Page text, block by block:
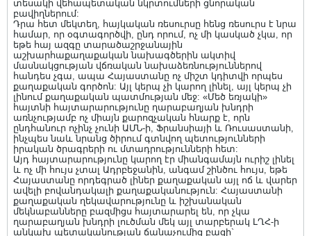
տեսակի վեհապետական նկրտումների ցնորական
բավիղներում:
Դրա հետ մեկտեղ, հայկական ռեսուրսը հենց ռեսուրս է նրա
համար, որ օգտագործվի, ընդ որում, ոչ մի կասկած չկա, որ
եթե հայ ազգը տարածաշրջանային
աշխարհաքաղաքական նախագծերին ակտիվ
մասնակցության վճռական նախաձեռնություններով
հանդես չգա, ապա Հայաստանը ոչ միշտ կդիտվի որպես
քաղաքական գործոն: Այլ կերպ չի կարող լինել, այլ կերպ չի
լինում քաղաքական պատմության մեջ: «Մեծ եռյակի»
հայտնի հայտարարությունը ղարաբաղյան խնդրի
առնչությամբ ոչ միայն քարոզչական հնարք է, որն
ընդհանուր ոչինչ չունի ԱՄՆ-ի, Ֆրանսիայի և Ռուսաստանի,
ինչպես նաև նրանց ծիրում գտնվող պետությունների
իրական ծրագրերի ու մտադրությունների հետ:
Այդ հայտարարությունը կարող էր միանգամայն ուրիշ լինել
և ոչ մի հույս չտալ Ադրբեջանին, անգամ շինծու հույս, եթե
Հայաստանը որդեգրած լիներ քաղաքական այլ ոճ և վարեր
ավելի բովանդակալի քաղաքականություն: Հայաստանի
քաղաքական ղեկավարությունը և իշխանական
մեկնաբանները բազմիցս հայտարարել են, որ չկա
ղարաբաղյան խնդրի լուծման մեկ այլ տարբերակ ԼՂՀ-ի
անկախ պետականության ճանաչումից բացի`